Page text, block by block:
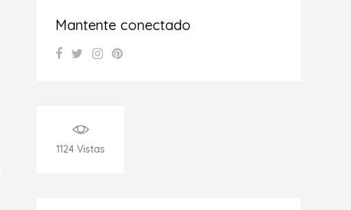
Mantente conectado
1124 Vistas